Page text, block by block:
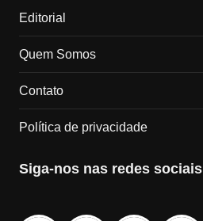
Editorial
Quem Somos
Contato
Política de privacidade
Siga-nos nas redes sociais